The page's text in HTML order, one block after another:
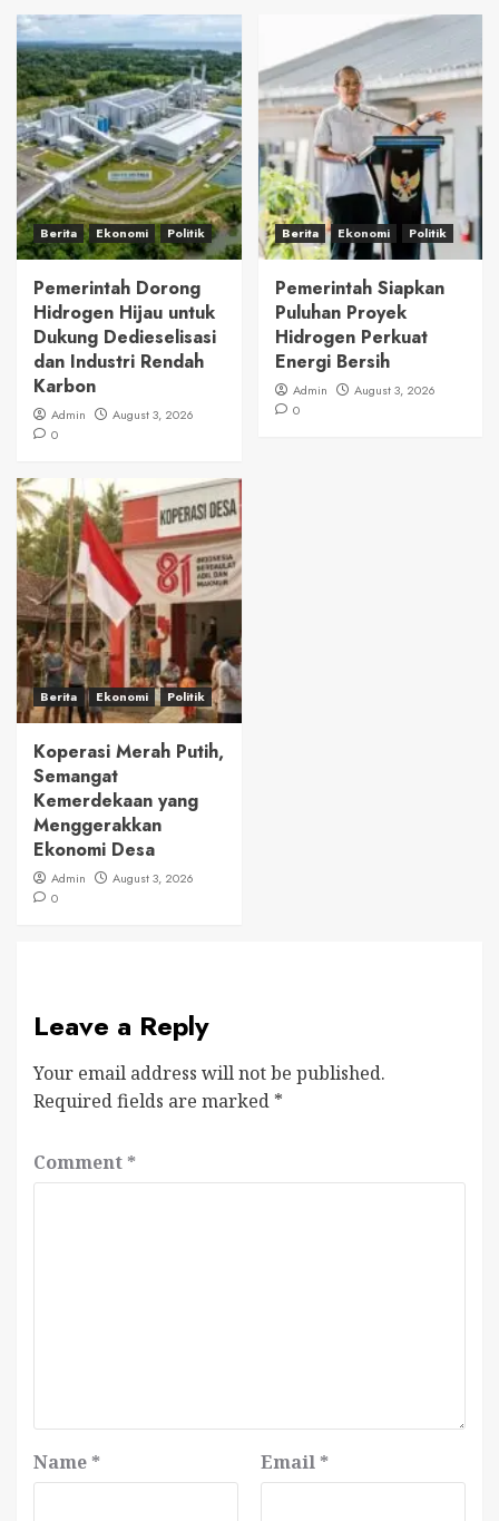
Berita Ekonomi Politik
Pemerintah Dorong
Hidrogen Hijau untuk
Dukung Dedieselisasi
dan Industri Rendah
Karbon
Admin
August 3, 2026
0
Berita Ekonomi Politik
Pemerintah Siapkan
Puluhan Proyek
Hidrogen Perkuat
Energi Bersih
Admin
August 3, 2026
0
Berita Ekonomi Politik
Koperasi Merah Putih,
Semangat
Kemerdekaan yang
Menggerakkan
Ekonomi Desa
Admin
August 3, 2026
0
Leave a Reply
Your email address will not be published.
Required fields are marked *
Comment *
Name * Email *